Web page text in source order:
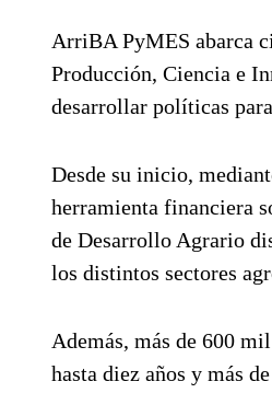
ArriBA PyMES abarca
Producción, Ciencia e
desarrollar políticas
Desde su inicio,
herramienta financiera
de Desarrollo Agrario
los distintos sectores
Además, más de 600
hasta diez años y más